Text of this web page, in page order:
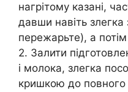
нагрітому казані,
давши навіть злегка
пережарьте), а потім
2. Залити
і молока, злегка
кришкою до